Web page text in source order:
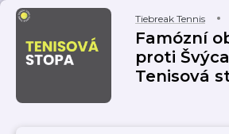
Tiebreak Tennis
Famózní
proti
Tenisová